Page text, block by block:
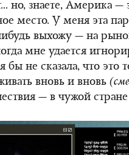
но, знаете, Америка —
место. У меня эта
выхожу — на
мне удается
бы не сказала, что
вновь и вновь
— в чужой стране